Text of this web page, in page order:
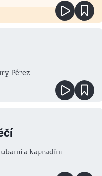
Pérez
a kapradím